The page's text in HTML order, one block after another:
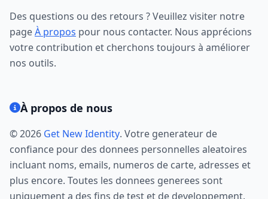
Des questions ou des retours ? Veuillez visiter notre
pageÀ propos pour nous contacter. Nous apprécions
votre contribution et cherchons toujours à améliorer
nos outils.
À propos de nous
© 2026 Get New Identity. Votre generateur de
confiance pour des donnees personnelles aleatoires
incluant noms, emails, numeros de carte, adresses et
plus encore. Toutes les donnees generees sont
uniquement a des fins de test et de developpement.